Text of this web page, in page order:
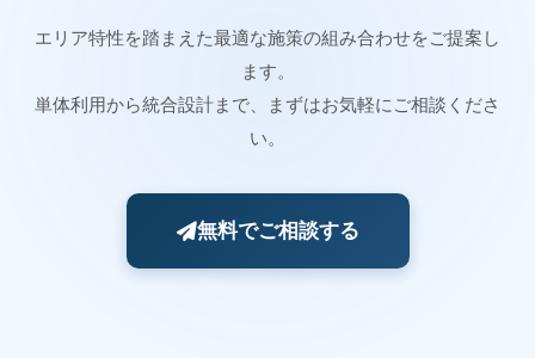
エリア特性を踏まえた最適な施策の組み合わせをご提案し
ます。
単体利用から統合設計まで、まずはお気軽にご相談くださ
い。
無料でご相談する